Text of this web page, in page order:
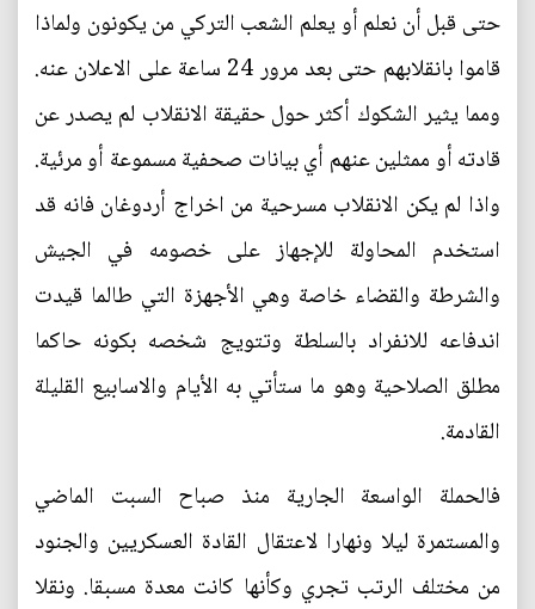
حتى قبل أن نعلم أو يعلم الشعب التركي من يكونون ولماذا
قاموا بانقلابهم حتى بعد مرور 24 ساعة على الاعلان عنه.
ومما يثير الشكوك أكثر حول حقيقة الانقلاب لم يصدر عن
قادته أو ممثلين عنهم أي بيانات صحفية مسموعة أو مرئية.
واذا لم يكن الانقلاب مسرحية من اخراج أردوغان فانه قد
استخدم المحاولة للإجهاز على خصومه في الجيش
والشرطة والقضاء خاصة وهي الأجهزة التي طالما قيدت
اندفاعه للانفراد بالسلطة وتتويج شخصه بكونه حاكما
مطلق الصلاحية وهو ما ستأتي به الأيام والاسابيع القليلة
القادمة.
فالحملة الواسعة الجارية منذ صباح السبت الماضي
والمستمرة ليلا ونهارا لاعتقال القادة العسكريين والجنود
من مختلف الرتب تجري وكأنها كانت معدة مسبقا. ونقلا